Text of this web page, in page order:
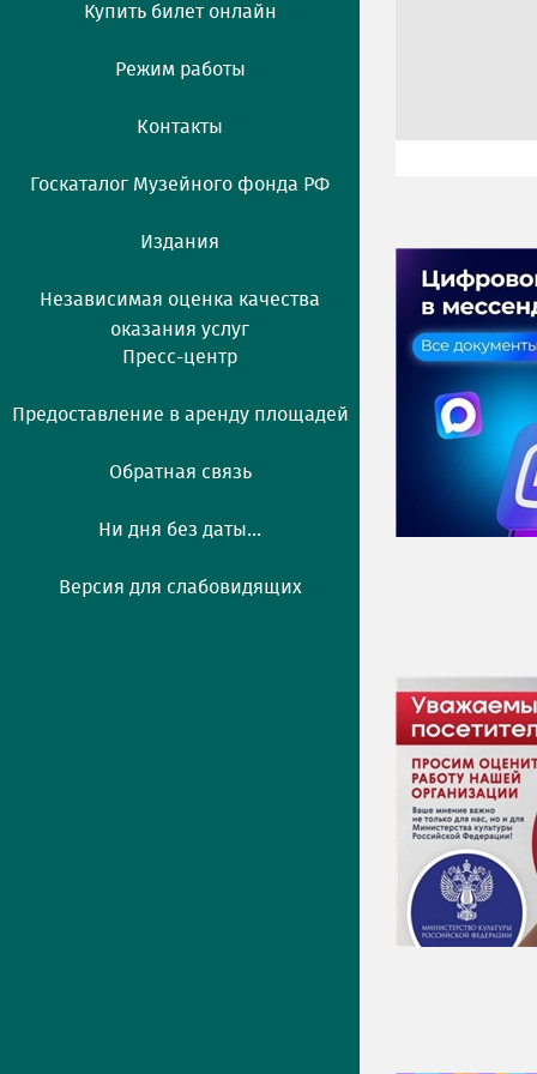
Купить билет онлайн
Режим работы
Контакты
Госкаталог Музейного фонда РФ
Издания
Независимая оценка качества
оказания услуг
Пресс-центр
Предоставление в аренду площадей
Обратная связь
Ни дня без даты...
Версия для слабовидящих